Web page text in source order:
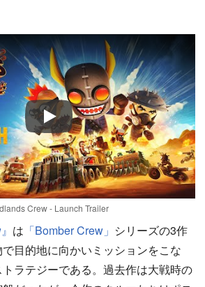
Play
Crew - Launch Trailer
は 「Bomber Crew」 シリーズの3作
目的地に向かいミッションをこな
ラテジーである。過去作は大戦時の